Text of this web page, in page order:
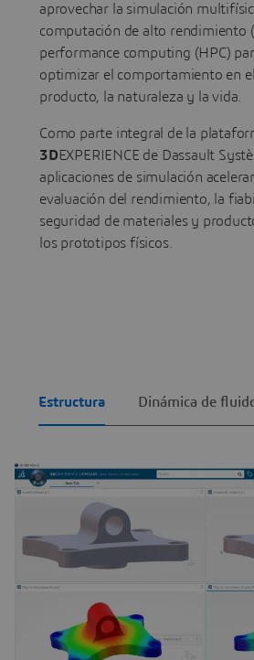
aprovechar la simulación
computación de alto rendimiento
performance computing (HPC)
optimizar el comportamiento en
producto, la naturaleza y la vida.
Como parte integral de la
3DEXPERIENCE de Dassault
aplicaciones de simulación
evaluación del rendimiento, la
seguridad de materiales y
los prototipos físicos.
Estructura Dinámica de